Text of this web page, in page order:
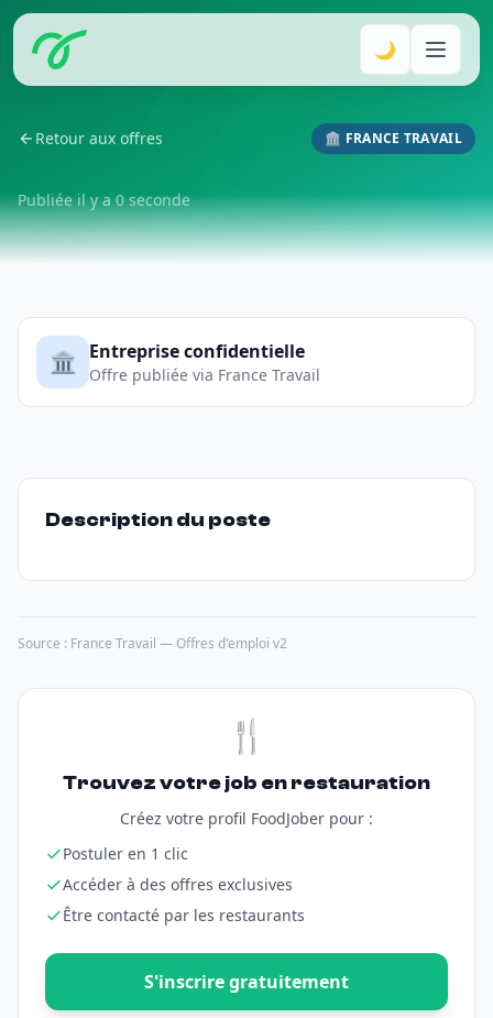
🌙
Retour aux offres 🏛️ FRANCE TRAVAIL
Publiée il y a 0 seconde
🏛️ Entreprise confidentielle
Offre publiée via France Travail
Description du poste
Source : France Travail — Offres d'emploi v2
🍴
Trouvez votre job en restauration
Créez votre profil FoodJober pour :
Postuler en 1 clic
Accéder à des offres exclusives
Être contacté par les restaurants
S'inscrire gratuitement